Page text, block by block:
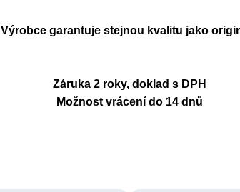
Výrobce garantuje stejnou kvalitu jako
Záruka 2 roky, doklad s DPH
Možnost vrácení do 14 dnů